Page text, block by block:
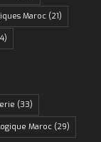
Maroc(21)
(33)
Maroc(29)